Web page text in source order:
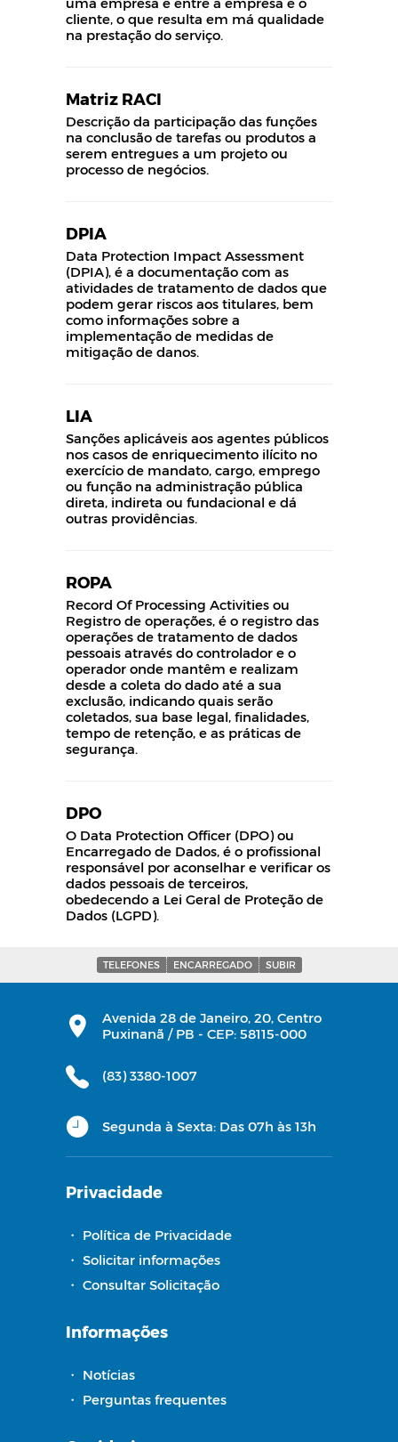
cliente, o que resulta em má qualidade
na prestação do serviço.
Matriz RACI
Descrição da participação das funções
na conclusão de tarefas ou produtos a
serem entregues a um projeto ou
processo de negócios.
DPIA
Data Protection Impact Assessment
(DPIA), é a documentação com as
atividades de tratamento de dados que
podem gerar riscos aos titulares, bem
como informações sobre a
implementação de medidas de
mitigação de danos.
LIA
Sanções aplicáveis aos agentes públicos
nos casos de enriquecimento ilícito no
exercício de mandato, cargo, emprego
ou função na administração pública
direta, indireta ou fundacional e dá
outras providências.
ROPA
Record Of Processing Activities ou
Registro de operações, é o registro das
operações de tratamento de dados
pessoais através do controlador e o
operador onde mantêm e realizam
desde a coleta do dado até a sua
exclusão, indicando quais serão
coletados, sua base legal, finalidades,
tempo de retenção, e as práticas de
segurança.
DPO
O Data Protection Officer (DPO) ou
Encarregado de Dados, é o profissional
responsável por aconselhar e verificar os
dados pessoais de terceiros,
obedecendo a Lei Geral de Proteção de
Dados (LGPD).
TELEFONES ENCARREGADO SUBIR
Avenida 28 de Janeiro, 20, Centro
Puxinanã / PB - CEP: 58115-000
(83) 3380-1007
Segunda à Sexta: Das 07h às 13h
Privacidade
・ Política de Privacidade
・ Solicitar informações
・ Consultar Solicitação
Informações
・ Notícias
・ Perguntas frequentes